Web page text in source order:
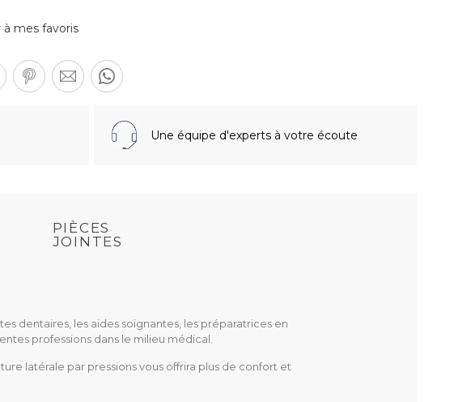
mes favoris
Une équipe d'experts à votre écoute
PIÈCES
JOINTES
dentaires, les aides soignantes, les préparatrices en
professions dans le milieu médical.
latérale par pressions vous offrira plus de confort et